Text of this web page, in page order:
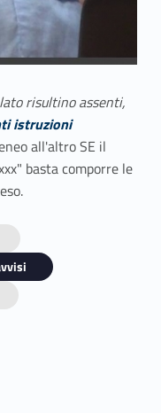
risultino assenti,
istruzioni
all'altro SE il
basta comporre le